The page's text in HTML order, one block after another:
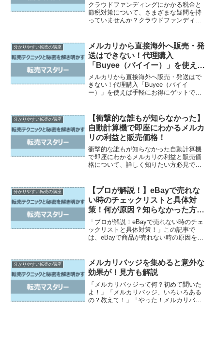
クラウドファンディングにかかる税金と
節税対策について、さまざまな疑問を持
っていませんか？クラウドファンディン
発生する税金や具体的な節税対策につい
ても紹介しています。この...
分かりやすい転売の講座
メルカリから直接海外へ販売・発
送はできない！代理購入
「Buyee（バイイー）」を使えば
手軽にお得にゲットできる！
メルカリから直接海外へ販売・発送はで
きない！代理購入「Buyee（バイイ
ー）」を使えば手軽にお得にゲットでき
く解説しています。海外でのメルカリの
利用は可能？Buye...
分かりやすい転売の講座
【衝撃的な誰もが知らなかった】
自動計算機で即座にわかるメルカ
リの利益と販売価格！
衝撃的な誰もが知らなかった自動計算機
で即座にわかるメルカリの利益と販売価
格について、詳しく知りたい方必見で
る際、利益を自動的に計算するツールを
使ってみると便利です。この...
分かりやすい転売の講座
【プロが解説！】eBayで売れな
い時のチェックリストと具体対
策！何が原因？知らなかった方法
を伝授！
「プロが解説！eBayで売れない時のチェ
ックリストと具体対策！」この記事で
は、eBayで商品が売れない時の原因を紐
れにくい時期など、売れない理由は様々
です。しかし、この...
分かりやすい転売の講座
メルカリバッジを集めると意外な
効果が！見方も解説
「メルカリバッジって何？初めて聞いた
よ！」「メルカリバッジ、いろいろある
の？教えて！」「やった！メルカリバッ